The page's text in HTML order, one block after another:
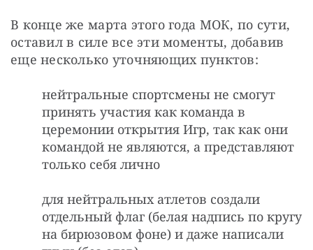
В конце же марта этого года МОК, по сути,
оставил в силе все эти моменты, добавив
еще несколько уточняющих пунктов:
нейтральные спортсмены не смогут
принять участия как команда в
церемонии открытия Игр, так как они
командой не являются, а представляют
только себя лично
для нейтральных атлетов создали
отдельный флаг (белая надпись по кругу
на бирюзовом фоне) и даже написали